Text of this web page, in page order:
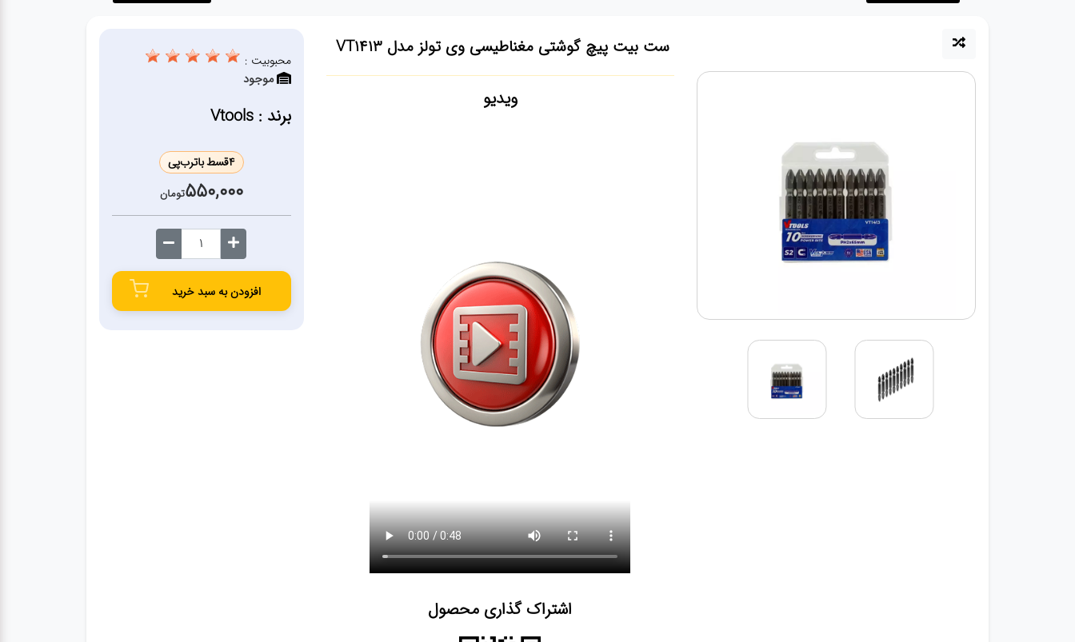
ست بیت پیچ گوشتی مغناطیسی وی تولز مدل VT1413
ویدیو
اشتراک گذاری محصول
محبوبیت :
موجود
برند : Vtools
4قسط باترب‌پی
550,000تومان
افزودن به سبد خرید